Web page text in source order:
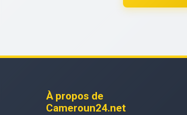
À propos de
Cameroun24.net